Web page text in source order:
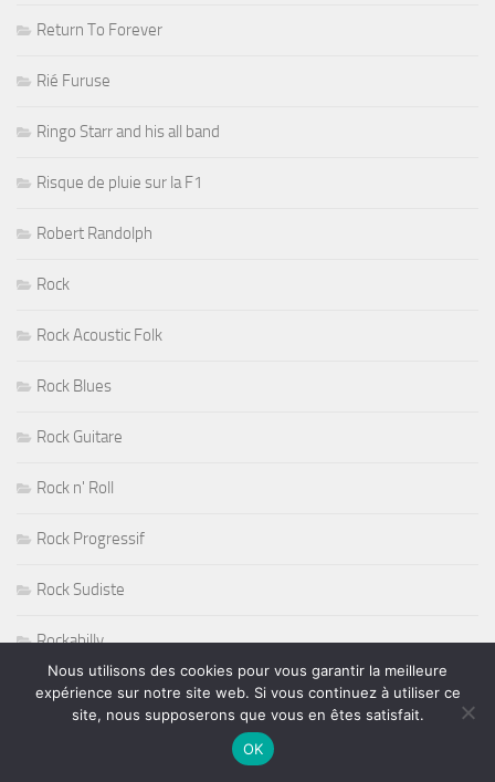
Return To Forever
Rié Furuse
Ringo Starr and his all band
Risque de pluie sur la F1
Robert Randolph
Rock
Rock Acoustic Folk
Rock Blues
Rock Guitare
Rock n' Roll
Rock Progressif
Rock Sudiste
Rockabilly
Roger Nichols
Nous utilisons des cookies pour vous garantir la meilleure
expérience sur notre site web. Si vous continuez à utiliser ce
site, nous supposerons que vous en êtes satisfait.
OK